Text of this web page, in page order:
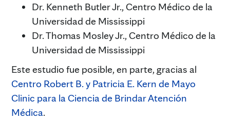
Dr. Kenneth Butler Jr., Centro Médico de la
Universidad de Mississippi
Dr. Thomas Mosley Jr., Centro Médico de la
Universidad de Mississippi
Este estudio fue posible, en parte, gracias al
Centro Robert B. y Patricia E. Kern de Mayo
Clinic para la Ciencia de Brindar Atención
Médica.